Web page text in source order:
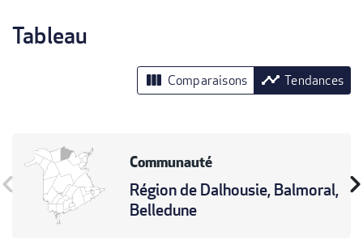
Tableau
view_column Comparaisons timeline Tendances
Communauté
Région de Dalhousie, Balmoral,
Belledune